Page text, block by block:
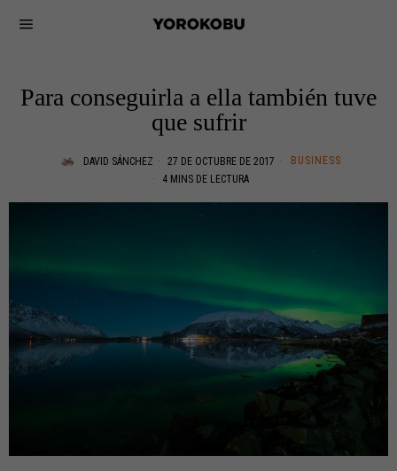
Para conseguirla a ella también tuve
que sufrir
DAVID SÁNCHEZ 27 DE OCTUBRE DE 2017
BUSINESS
4 MINS DE LECTURA